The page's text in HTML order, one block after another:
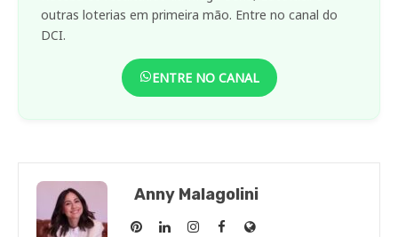
outras loterias em primeira mão. Entre no canal do
DCI.
ENTRE NO CANAL
Anny Malagolini
AnnyAnnyAnnyAnnySite